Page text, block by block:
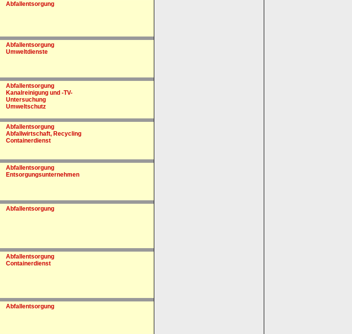
Abfallentsorgung
Abfallentsorgung
Umweltdienste
Abfallentsorgung
Kanalreinigung und -TV-
Untersuchung
Umweltschutz
Abfallentsorgung
Abfallwirtschaft, Recycling
Containerdienst
Abfallentsorgung
Entsorgungsunternehmen
Abfallentsorgung
Abfallentsorgung
Containerdienst
Abfallentsorgung